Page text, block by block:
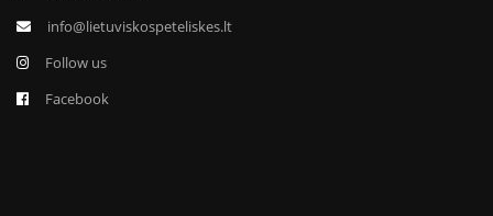
info@lietuviskospeteliskes.lt
Follow us
Facebook